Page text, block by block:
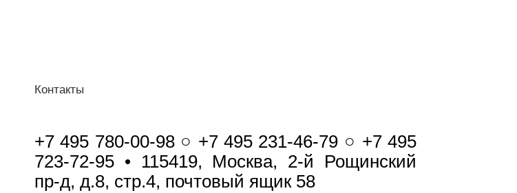
Контакты
+7 495 780-00-98 ○ +7 495 231-46-79 ○ +7 495
723-72-95 • 115419, Москва, 2-й Рощинский
пр-д, д.8, стр.4, почтовый ящик 58